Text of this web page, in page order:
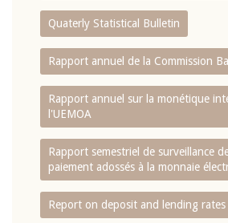
Quaterly Statistical Bulletin
Rapport annuel de la Commission
Rapport annuel sur la monétique
l'UEMOA
Rapport semestriel de surveillance
paiement adossés à la monnaie
Report on deposit and lending rates